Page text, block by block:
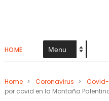
HOME
Home > Coronavirus > Covid-
por covid en la Montaña